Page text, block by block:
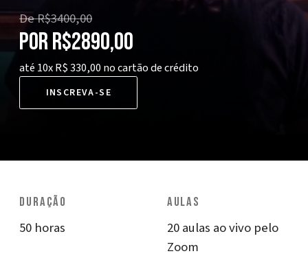
DeR$3400,00
porR$2890,00
até 10x R$ 330,00 no cartão de crédito
INSCREVA-SE
DURAÇÃO
50 horas
AULAS
20 aulas ao vivo pelo
Zoom